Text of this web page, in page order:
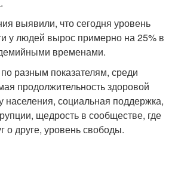
выявили, что сегодня уровень
у людей вырос примерно на 25% в
временами.
разным показателям, среди
продолжительность здоровой
социальная поддержка,
щедрость в сообществе, где
о друге, уровень свободы.